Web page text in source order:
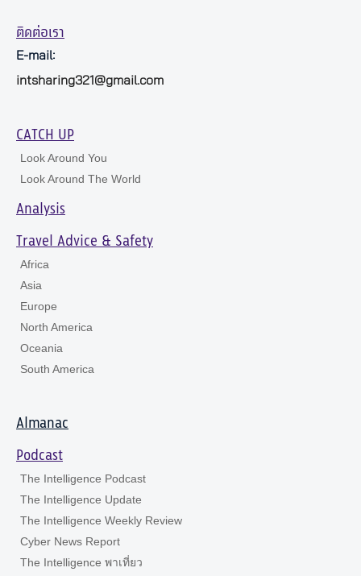
ติดต่อเรา
E-mail:
intsharing321@gmail.com
CATCH UP
Look Around You
Look Around The World
Analysis
Travel Advice & Safety
Africa
Asia
Europe
North America
Oceania
South America
Almanac
Podcast
The Intelligence Podcast
The Intelligence Update
The Intelligence Weekly Review
Cyber News Report
The Intelligence พาเที่ยว